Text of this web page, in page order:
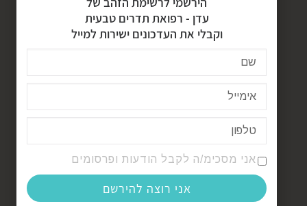
UNCATEGORIZED
הרצאות וסדנאות
טוטם בעלי חיים
כללי
מוצרים ייחודיים
מסע רפואה
מפת תדרים מהטבע
עדן - רפואת תדרים טבעית
וקבלי את העדכונים ישירות למייל
אני מסכימ/ה לקבל הודעות ופרסומים
אני רוצה להירשם